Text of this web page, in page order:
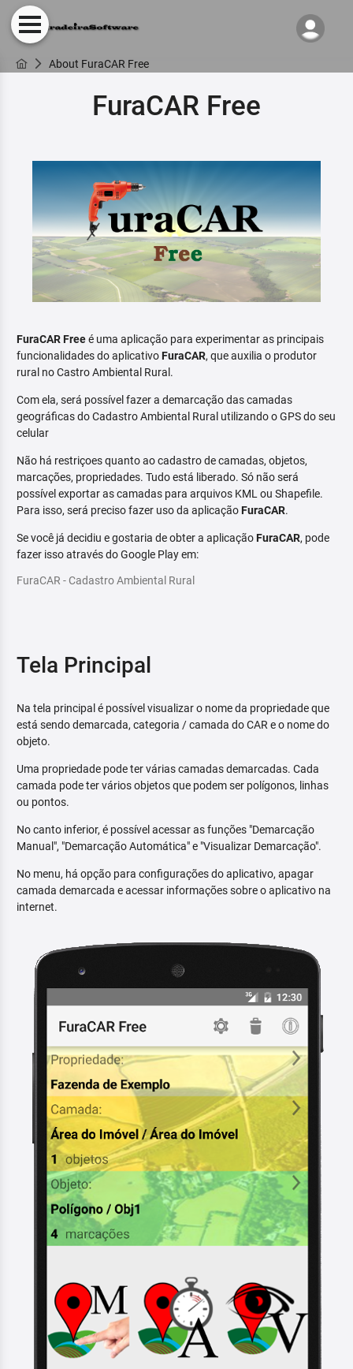
About FuraCAR Free
FuraCAR Free
FuraCAR Freeé uma aplicação para experimentar as principais
funcionalidades do aplicativoFuraCAR, que auxilia o produtor
rural no Castro Ambiental Rural.
Com ela, será possível fazer a demarcação das camadas
geográficas do Cadastro Ambiental Rural utilizando o GPS do seu
celular
Não há restriçoes quanto ao cadastro de camadas, objetos,
marcações, propriedades. Tudo está liberado. Só não será
possível exportar as camadas para arquivos KML ou Shapefile.
Para isso, será preciso fazer uso da aplicaçãoFuraCAR.
Se você já decidiu e gostaria de obter a aplicaçãoFuraCAR, pode
fazer isso através do Google Play em:
FuraCAR - Cadastro Ambiental Rural
Tela Principal
Na tela principal é possível visualizar o nome da propriedade que
está sendo demarcada, categoria / camada do CAR e o nome do
objeto.
Uma propriedade pode ter várias camadas demarcadas. Cada
camada pode ter vários objetos que podem ser polígonos, linhas
ou pontos.
No canto inferior, é possível acessar as funções "Demarcação
Manual", "Demarcação Automática" e "Visualizar Demarcação".
No menu, há opção para configurações do aplicativo, apagar
camada demarcada e acessar informações sobre o aplicativo na
internet.